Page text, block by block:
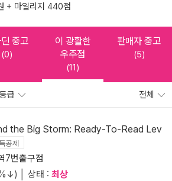
+ 마일리지 440점
중고
(0)
이 광활한
우주점
(11)
판매자 중고
(5)
급 전체
the Big Storm: Ready-To-Read Lev
공제
7번출구점
│ 상태 : 최상